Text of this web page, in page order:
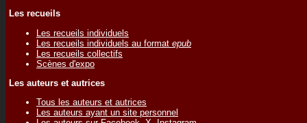
Les recueils
Les recueils individuels
Les recueils individuels au format epub
Les recueils collectifs
Scènes d'expo
Les auteurs et autrices
Tous les auteurs et autrices
Les auteurs ayant un site personnel